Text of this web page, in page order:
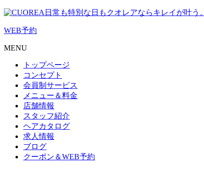
日常も特別な日もクオレアならキレイが叶う。
WEB予約
MENU
トップページ
コンセプト
会員制サービス
メニュー＆料金
店舗情報
スタッフ紹介
ヘアカタログ
求人情報
ブログ
クーポン＆WEB予約